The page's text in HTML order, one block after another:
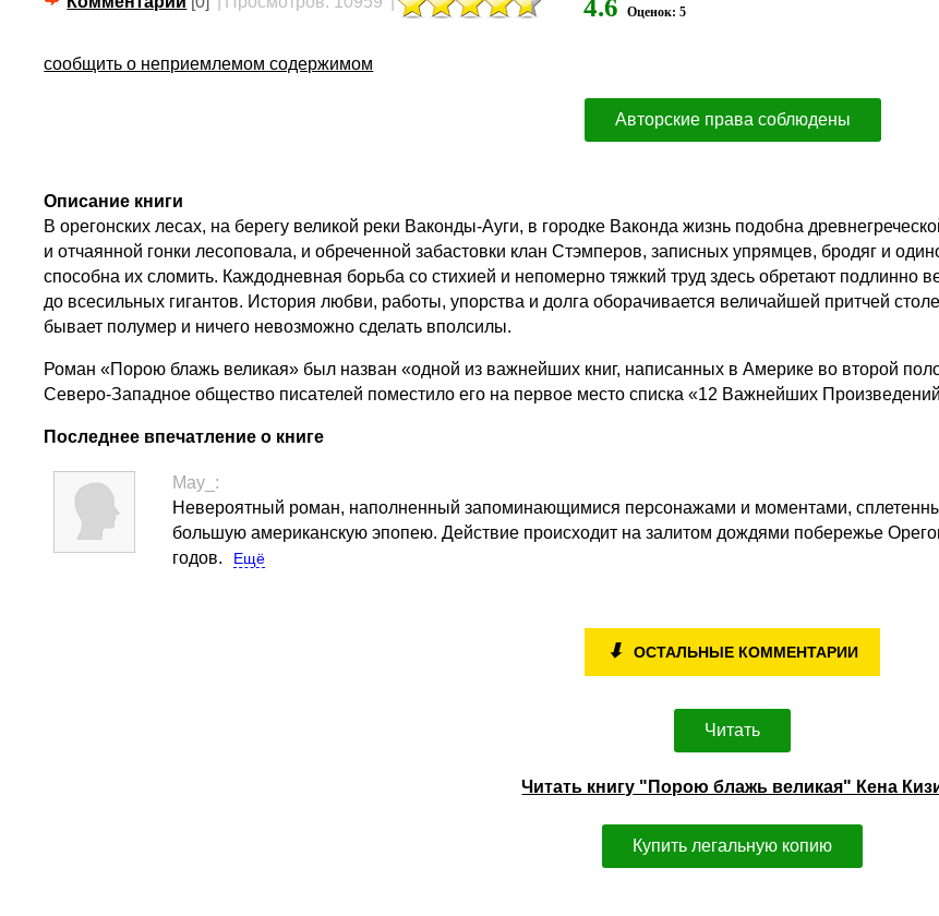
4.6 Оценок: 5
сообщить о неприемлемом содержимом
Авторские права соблюдены
Описание книги
В орегонских лесах, на берегу великой реки Ваконды-Ауги, в городке Ваконда жизнь подобна
и отчаянной гонки лесоповала, и обреченной забастовки клан Стэмперов, записных упрямцев, бродяг и
способна их сломить. Каждодневная борьба со стихией и непомерно тяжкий труд здесь обретают
до всесильных гигантов. История любви, работы, упорства и долга оборачивается величайшей притчей
бывает полумер и ничего невозможно сделать вполсилы.
Роман «Порою блажь великая» был назван «одной из важнейших книг, написанных в Америке во второй
Северо-Западное общество писателей поместило его на первое место списка «12 Важнейших
Последнее впечатление о книге
May_:
Невероятный роман, наполненный запоминающимися персонажами и моментами,
большую американскую эпопею. Действие происходит на залитом дождями побережье
годов.
Ещё
⬇ ОСТАЛЬНЫЕ КОММЕНТАРИИ
Читать
Читать книгу "Порою блажь великая" Кена
Купить легальную копию